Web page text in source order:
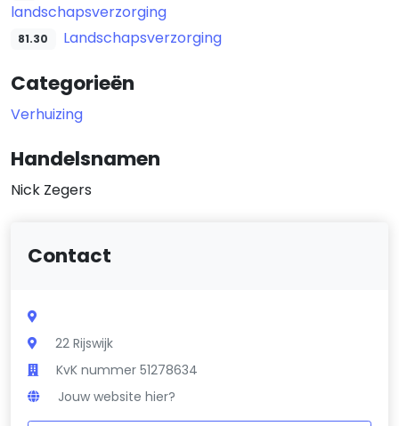
landschapsverzorging
81.30 Landschapsverzorging
Categorieën
Verhuizing
Handelsnamen
Nick Zegers
Contact
22 Rijswijk
KvK nummer 51278634
Jouw website hier?